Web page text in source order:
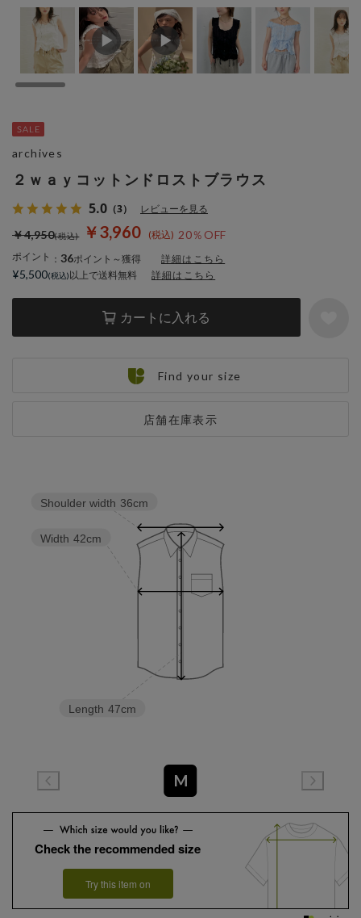
２ｗａｙコットンドロストブラウス
5.0 （3） レビューを見る
￥3,960 20％OFF
￥4,950
ポイント ： 36ポイント～獲得 詳細はこちら
カートに入れる
店舗在庫表示
archives
¥5,500 以上で送料無料 詳細はこちら
Find your size
Length 47cm
Width 42cm
Shoulder width 36cm
M
Check the recommended size
Try this item on